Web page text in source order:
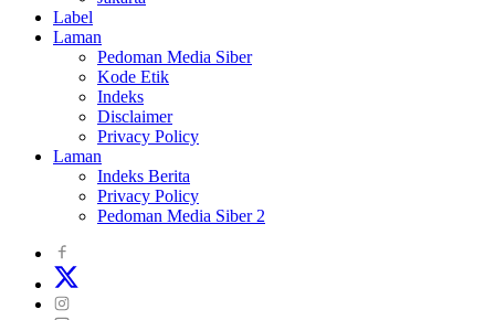
Label
Laman
Pedoman Media Siber
Kode Etik
Indeks
Disclaimer
Privacy Policy
Laman
Indeks Berita
Privacy Policy
Pedoman Media Siber 2